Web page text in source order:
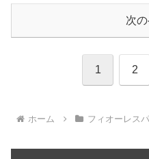
次
1 2
ホーム フィオーレスパ